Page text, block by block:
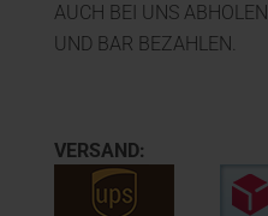
AUCH BEI UNS ABHOLEN
UND BAR BEZAHLEN.
VERSAND: